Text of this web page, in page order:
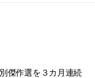
傑作選を３カ月連続